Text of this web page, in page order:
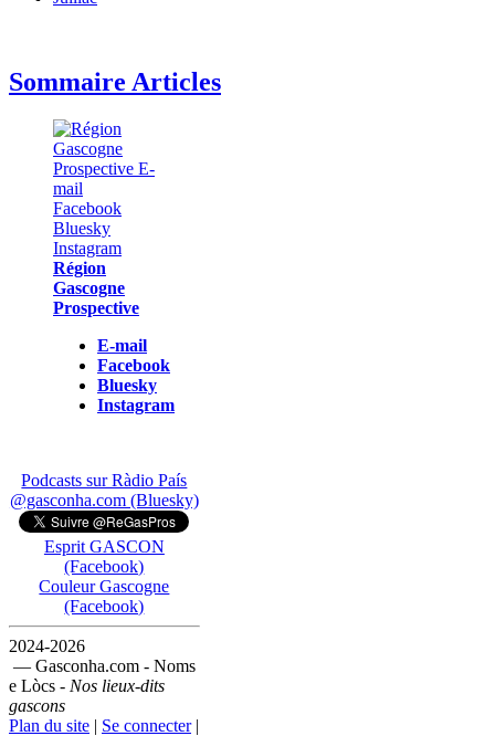
Sommaire Articles
Région
Gascogne
Prospective
E-mail
Facebook
Bluesky
Instagram
Podcasts sur Ràdio País
@gasconha.com (Bluesky)
Esprit GASCON
(Facebook)
Couleur Gascogne
(Facebook)
2024-2026
— Gasconha.com - Noms
e Lòcs - Nos lieux-dits
gascons
Plan du site | Se connecter|